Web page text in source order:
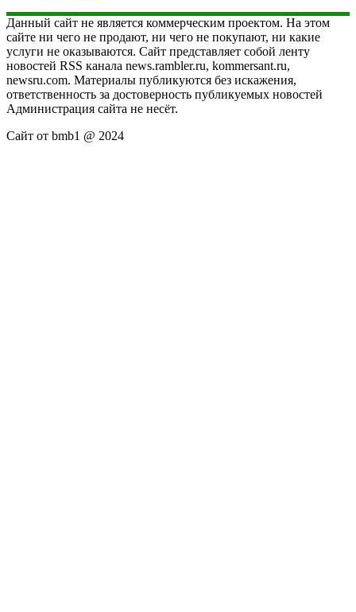
Данный сайт не является коммерческим проектом. На этом
сайте ни чего не продают, ни чего не покупают, ни какие
услуги не оказываются. Сайт представляет собой ленту
новостей RSS канала news.rambler.ru, kommersant.ru,
newsru.com. Материалы публикуются без искажения,
ответственность за достоверность публикуемых новостей
Администрация сайта не несёт.
Сайт от bmb1 @ 2024